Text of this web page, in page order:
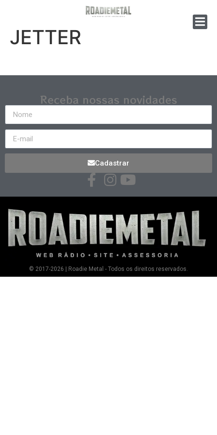
JETTER
Receba nossas novidades
Cadastrar
© 2017-2026 | Roadie Metal - Todos os direitos reservados.